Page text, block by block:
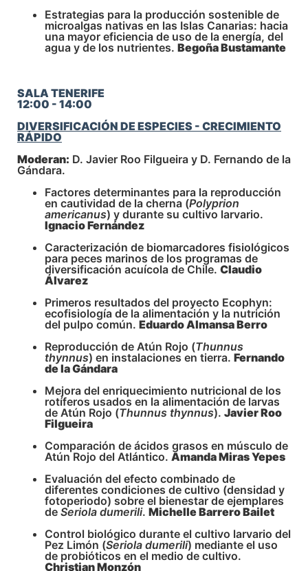
Estrategias para la producción sostenible de
microalgas nativas en las Islas Canarias: hacia
una mayor eficiencia de uso de la energía, del
agua y de los nutrientes. Begoña Bustamante
SALA TENERIFE
12:00 - 14:00
DIVERSIFICACIÓN DE ESPECIES - CRECIMIENTO
RÁPIDO
Moderan: D. Javier Roo Filgueira y D. Fernando de la
Gándara.
Factores determinantes para la reproducción
en cautividad de la cherna (Polyprion
americanus) y durante su cultivo larvario.
Ignacio Fernández
Caracterización de biomarcadores fisiológicos
para peces marinos de los programas de
diversificación acuícola de Chile. Claudio
Álvarez
Primeros resultados del proyecto Ecophyn:
ecofisiología de la alimentación y la nutrición
del pulpo común. Eduardo Almansa Berro
Reproducción de Atún Rojo (Thunnus
thynnus) en instalaciones en tierra. Fernando
de la Gándara
Mejora del enriquecimiento nutricional de los
rotíferos usados en la alimentación de larvas
de Atún Rojo (Thunnus thynnus). Javier Roo
Filgueira
Comparación de ácidos grasos en músculo de
Atún Rojo del Atlántico. Amanda Miras Yepes
Evaluación del efecto combinado de
diferentes condiciones de cultivo (densidad y
fotoperiodo) sobre el bienestar de ejemplares
de Seriola dumerili. Michelle Barrero Bailet
Control biológico durante el cultivo larvario del
Pez Limón (Seriola dumerili) mediante el uso
de probióticos en el medio de cultivo.
Christian Monzón